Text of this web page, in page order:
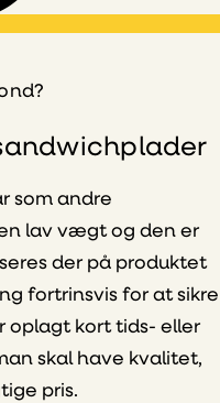
som andre
lav vægt og den er
der på produktet
fortrinsvis for at sikre
oplagt kort tids- eller
skal have kvalitet,
pris.